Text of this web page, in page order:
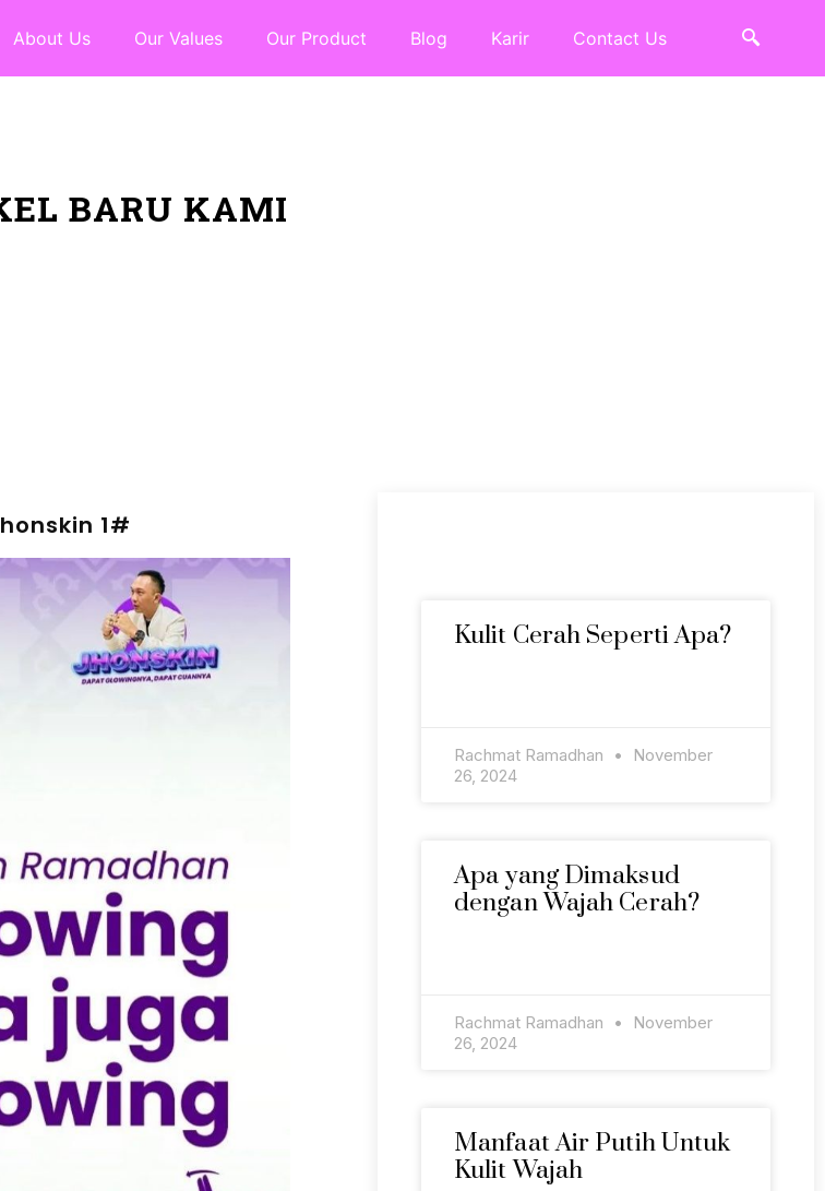
About Us Our Values Our Product Blog Karir Contact Us
BARU KAMI
1#
Kulit Cerah Seperti Apa?
Rachmat Ramadhan
November
26, 2024
Apa yang Dimaksud
dengan Wajah Cerah?
Rachmat Ramadhan
November
26, 2024
Manfaat Air Putih Untuk
Kulit Wajah